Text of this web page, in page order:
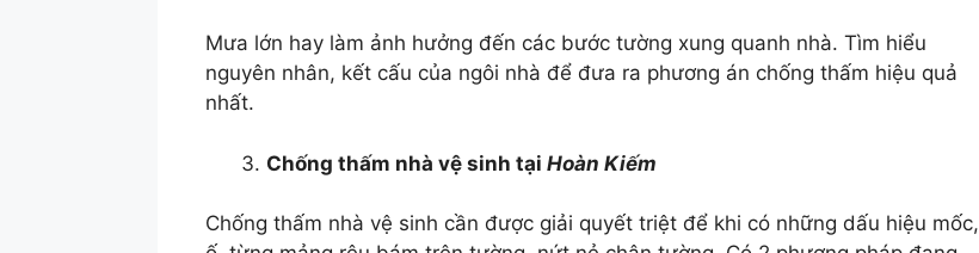
Mưa lớn hay làm ảnh hưởng đến các bước tường xung quanh nhà. Tìm hiểu
nguyên nhân, kết cấu của ngôi nhà để đưa ra phương án chống thấm hiệu quả
nhất.
Chống thấm nhà vệ sinh tại Hoàn Kiếm
Chống thấm nhà vệ sinh cần được giải quyết triệt để khi có những dấu hiệu mốc,